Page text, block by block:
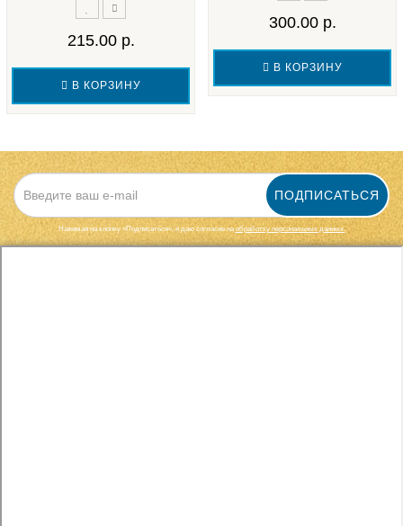
215.00 р.
В КОРЗИНУ
300.00 р.
В КОРЗИНУ
ПОДПИСАТЬСЯ
Нажимая на кнопку «Подписаться», я даю cогласие наобработку персональных данных.